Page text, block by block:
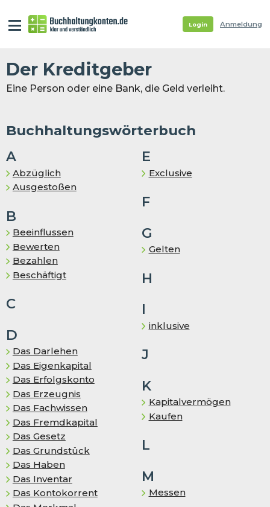
Login Anmeldung
Der Kreditgeber
Eine Person oder eine Bank, die Geld verleiht.
Buchhaltungswörterbuch
A
Abzüglich
Ausgestoßen
B
Beeinflussen
Bewerten
Bezahlen
Be­schäf­tigt
C
D
Das Darlehen
Das Eigenkapital
Das Erfolgskonto
Das Er­zeug­nis
Das Fachwissen
Das Fremd­ka­pi­tal
Das Gesetz
Das Grundstück
Das Haben
Das In­ven­tar
Das Kontokorrent
E
Exclusive
F
G
Gelten
H
I
inklusive
J
K
Kapitalvermögen
Kaufen
L
M
Messen